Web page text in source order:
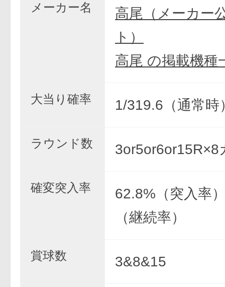
メーカー名
高尾（メーカー
ト）
高尾 の掲載機種
大当り確率 1/319.6（通常時
ラウンド数 3or5or6or15R×8
確変突入率
62.8%（突入率
（継続率）
賞球数 3&8&15